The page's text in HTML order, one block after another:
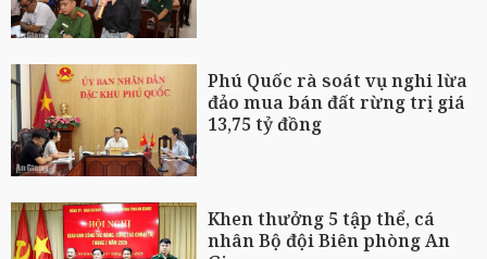
Phú Quốc rà soát vụ nghi lừa
đảo mua bán đất rừng trị giá
13,75 tỷ đồng
Khen thưởng 5 tập thể, cá
nhân Bộ đội Biên phòng An